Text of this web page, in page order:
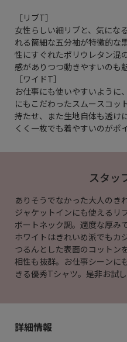
［リブT］
女性らしい細リブと、気にな
れる筒細な五分袖が特徴的な
性にすぐれたポリウレタン混
感がありつつ動きやすいのも魅
［ワイドT］
お仕事にも使いやすいように
にもこだわったスムースコッ
持たせ、また生地自体も透け
くく一枚でも着やすいのがポ
スタッ
ありそうでなかった大人のき
ジャケットインにも使えるリ
ボートネック調。適度な厚み
ホワイトはきれいめ派でもカ
つるんとした表面のコットン
相性も抜群。お仕事シーンに
きる優秀Tシャツ。是非お試
詳細情報